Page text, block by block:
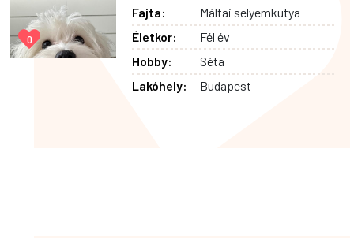
0
Fajta:
Máltai selyemkutya
Életkor:
Fél év
Hobby:
Séta
Lakóhely:
Budapest